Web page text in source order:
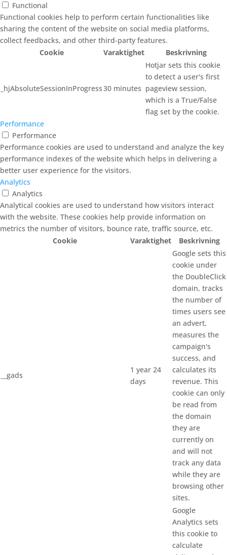
Functional
Functional cookies help to perform certain functionalities like
sharing the content of the website on social media platforms,
collect feedbacks, and other third-party features.
Cookie
Varaktighet Beskrivning
_hjAbsoluteSessionInProgress30 minutes
Hotjar sets this cookie
to detect a user's first
pageview session,
which is a True/False
flag set by the cookie.
Performance
Performance
Performance cookies are used to understand and analyze the key
performance indexes of the website which helps in delivering a
better user experience for the visitors.
Analytics
Analytics
Analytical cookies are used to understand how visitors interact
with the website. These cookies help provide information on
metrics the number of visitors, bounce rate, traffic source, etc.
Cookie
Varaktighet Beskrivning
__gads
1 year 24
days
Google sets this
cookie under
the DoubleClick
domain, tracks
the number of
times users see
an advert,
measures the
campaign's
success, and
calculates its
revenue. This
cookie can only
be read from
the domain
they are
currently on
and will not
track any data
while they are
browsing other
sites.
Google
Analytics sets
this cookie to
calculate